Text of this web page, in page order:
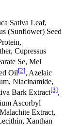
Sativa Leaf,
(Sunflower) Seed
Cupressus
Se, Mel
Oil[2], Azelaic
Niacinamide,
Bark Extract[3],
Ascorbyl
Extract,
Xanthan